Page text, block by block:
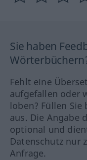
Sie haben
Fehlt eine
aufgefallen oder
loben? Füllen
aus. Die Angabe
optional und
Datenschutz nur
Anfrage.